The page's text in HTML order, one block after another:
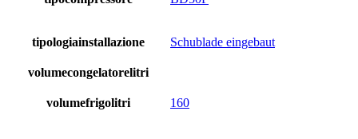
tipologiainstallazione Schublade eingebaut
volumecongelatorelitri
volumefrigolitri 160